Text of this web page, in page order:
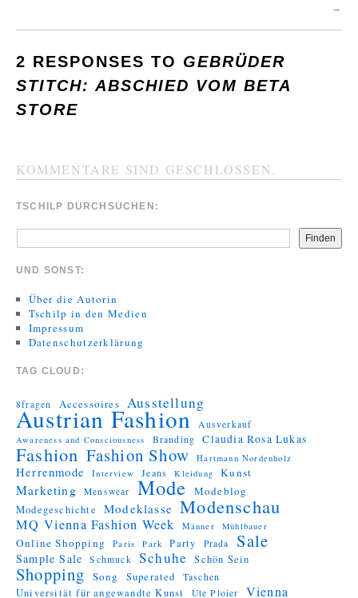
→
2 RESPONSES TO GEBRÜDER
STITCH: ABSCHIED VOM BETA
STORE
KOMMENTARE SIND GESCHLOSSEN.
TSCHILP DURCHSUCHEN:
Finden
UND SONST:
Über die Autorin
Tschilp in den Medien
Impressum
Datenschutzerklärung
TAG CLOUD:
8fragen Accessoires Ausstellung
Austrian Fashion Ausverkauf
Awareness and Consciousness Branding Claudia Rosa Lukas
Fashion Fashion Show Hartmann Nordenholz
Herrenmode Interview Jeans Kleidung Kunst
Marketing Menswear Mode Modeblog
Modegeschichte Modeklasse Modenschau
MQ Vienna Fashion Week Männer Mühlbauer
Online Shopping Paris Park Party Prada Sale
Sample Sale Schmuck Schuhe Schön Sein
Shopping Song Superated Taschen
Universität für angewandte Kunst Ute Ploier Vienna